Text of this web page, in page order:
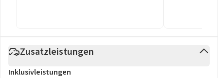
Zusatzleistungen
Inklusivleistungen